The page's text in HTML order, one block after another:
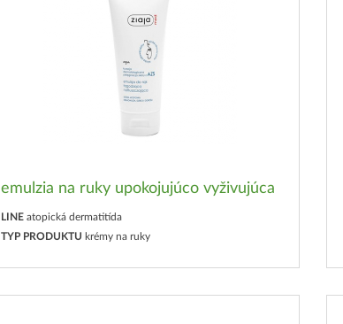
emulzia na ruky upokojujúco vyživujúca
LINE atopická dermatitída
TYP PRODUKTU krémy na ruky